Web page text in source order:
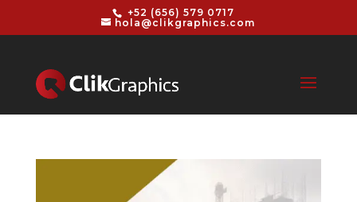
+52 (656) 579 0717
hola@clikgraphics.com